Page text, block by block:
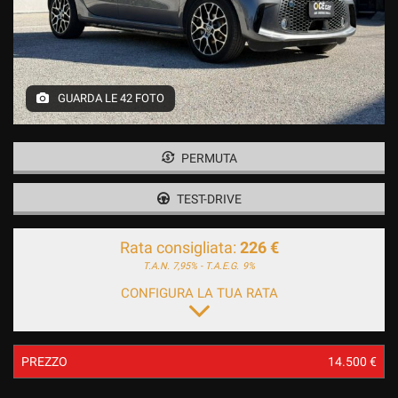
GUARDA LE 42 FOTO
PERMUTA
TEST-DRIVE
Rata consigliata: 226 €
T.A.N. 7,95% - T.A.E.G. 9%
CONFIGURA LA TUA RATA
PREZZO 14.500 €